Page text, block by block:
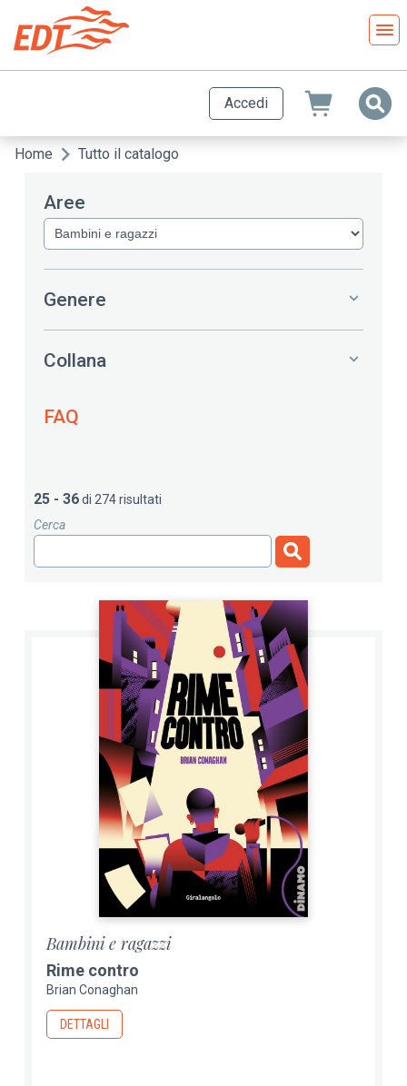
contenuto
principale
Accedi
Briciole
pane
Home Tutto il catalogo
Aree
Genere
Collana
FAQ
25 - 36di 274 risultati
Cerca
Bambini e ragazzi
Rime contro
Brian Conaghan
DETTAGLI